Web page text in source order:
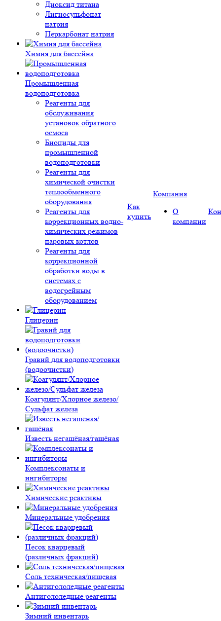
Диоксид титана
Лигносульфонат
натрия
Перкарбонат натрия
Химия для бассейна
Промышленная
водоподготовка
Реагенты для
обслуживания
установок обратного
осмоса
Биоциды для
промышленной
водоподготовки
Реагенты для
химической очистки
теплообменного
оборудования
Реагенты для
коррекционных водно-
химических режимов
паровых котлов
Реагенты для
коррекционной
обработки воды в
системах с
водогрейным
оборудованием
Глицерин
Гравий для водоподготовки
(водоочистки)
Коагулянт/Хлорное железо/
Сульфат железа
Известь негашёная/гашёная
Комплексонаты и
ингибиторы
Химические реактивы
Минеральные удобрения
Песок кварцевый
(различных фракций)
Соль техническая/пищевая
Антигололедные реагенты
Зимний инвентарь
Как
купить
Компания
О
компании